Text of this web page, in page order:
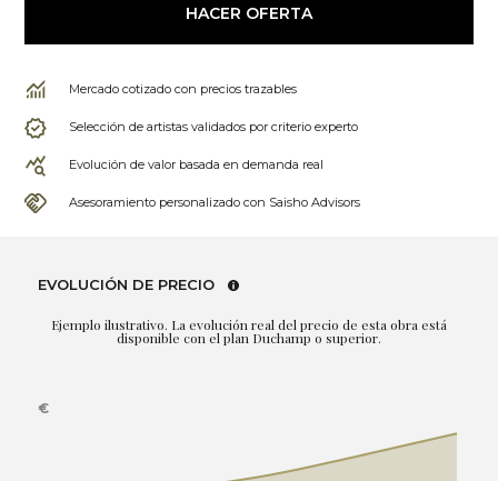
HACER OFERTA
Mercado cotizado con precios trazables
Selección de artistas validados por criterio experto
Evolución de valor basada en demanda real
Asesoramiento personalizado con Saisho Advisors
EVOLUCIÓN DE PRECIO
Ejemplo ilustrativo. La evolución real del precio de esta obra está
disponible con el plan Duchamp o superior.